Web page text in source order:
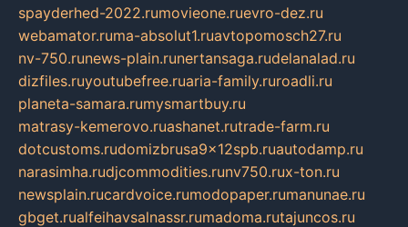
spayderhed-2022.rumovieone.ruevro-dez.ru
webamator.ruma-absolut1.ruavtopomosch27.ru
nv-750.runews-plain.runertansaga.rudelanalad.ru
dizfiles.ruyoutubefree.ruaria-family.ruroadli.ru
planeta-samara.rumysmartbuy.ru
matrasy-kemerovo.ruashanet.rutrade-farm.ru
dotcustoms.rudomizbrusa9x12spb.ruautodamp.ru
narasimha.rudjcommodities.runv750.rux-ton.ru
newsplain.rucardvoice.rumodopaper.rumanunae.ru
gbget.rualfeihavsalnassr.rumadoma.rutajuncos.ru